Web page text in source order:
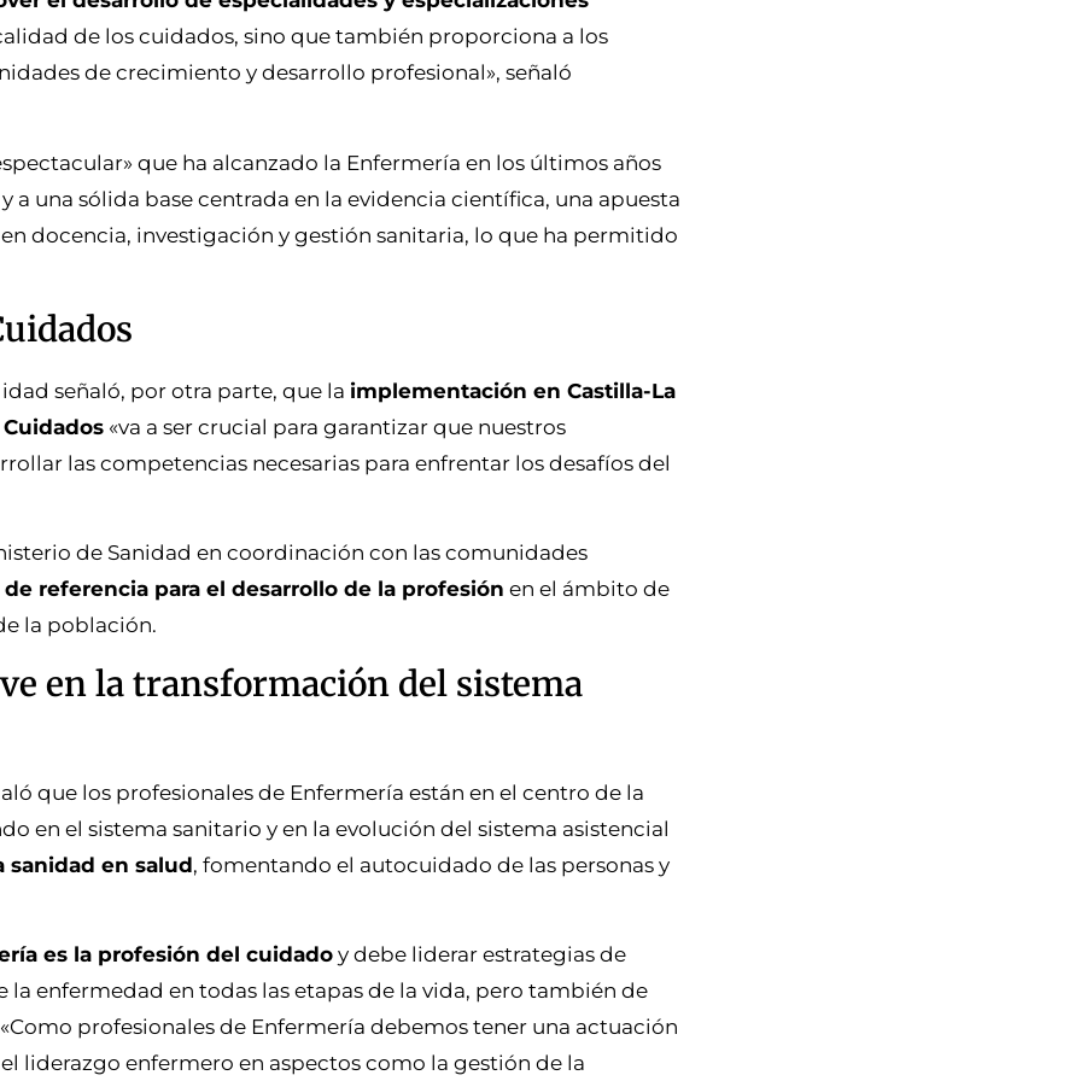
de los cuidados, sino que también proporciona a los
de crecimiento y desarrollo profesional», señaló
que ha alcanzado la Enfermería en los últimos años
a una sólida base centrada en la evidencia científica, una apuesta
docencia, investigación y gestión sanitaria, lo que ha permitido
señaló, por otra parte, que la implementación en Castilla-La
«va a ser crucial para garantizar que nuestros
las competencias necesarias para enfrentar los desafíos del
de Sanidad en coordinación con las comunidades
referencia para el desarrollo de la profesión en el ámbito de
la población.
en la transformación del sistema
que los profesionales de Enfermería están en el centro de la
en el sistema sanitario y en la evolución del sistema asistencial
sanidad en salud, fomentando el autocuidado de las personas y
es la profesión del cuidado y debe liderar estrategias de
enfermedad en todas las etapas de la vida, pero también de
profesionales de Enfermería debemos tener una actuación
liderazgo enfermero en aspectos como la gestión de la